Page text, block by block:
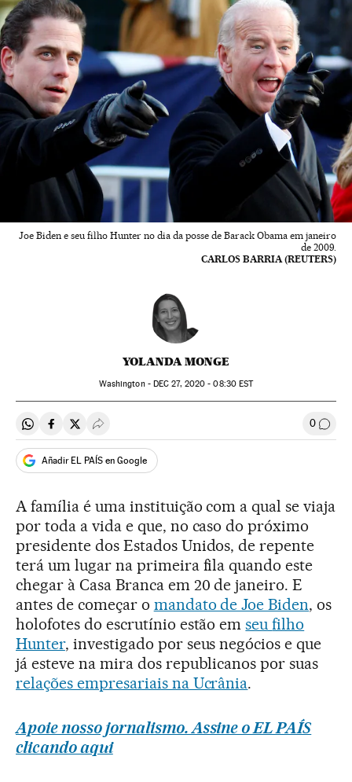
Joe Biden e seu filho Hunter no dia da posse de Barack Obama em janeiro
de 2009.
CARLOS BARRIA (REUTERS)
YOLANDA MONGE
Washington - DEC 27, 2020 - 08:30EST
Compartir en Whatsapp
Compartir en Facebook
Compartir en Twitter
Desplegar Redes Sociales 0
Añadir EL PAÍS en Google
A família é uma instituição com a qual se viaja
por toda a vida e que, no caso do próximo
presidente dos Estados Unidos, de repente
terá um lugar na primeira fila quando este
chegar à Casa Branca em 20 de janeiro. E
antes de começar o mandato de Joe Biden, os
holofotes do escrutínio estão emseufilho
Hunter, investigado por seus negócios e que
já esteve na mira dos republicanos por suas
relações empresariais na Ucrânia.
Apoie nosso jornalismo. Assine o EL PAÍS
clicando aqui